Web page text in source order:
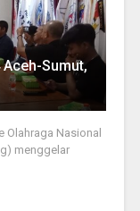
Sumut,
Olahraga Nasional
menggelar